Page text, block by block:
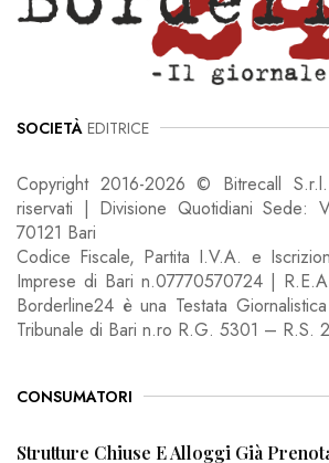
SOCIETÀ EDITRICE
Copyright 2016-2026 © Bitrecall
riservati | Divisione Quotidiani Sede:
70121 Bari
Codice Fiscale, Partita I.V.A. e
Imprese di Bari n.07770570724 |
Borderline24 è una Testata
Tribunale di Bari n.ro R.G. 5301 – R.S.
CONSUMATORI
Strutture Chiuse E Alloggi Già